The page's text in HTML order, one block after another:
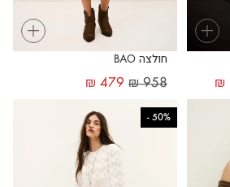
+
₪
+
חולצה BAO
₪958
₪ 479
50%
-